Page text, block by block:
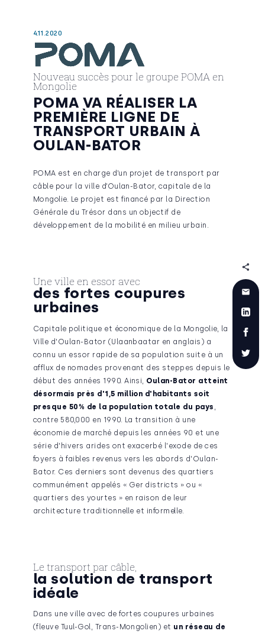
4.11.2020
Nouveau succès pour le groupe POMA en
Mongolie
POMA VA RÉALISER LA
PREMIÈRE LIGNE DE
TRANSPORT URBAIN À
OULAN-BATOR
POMA est en charge d’un projet de transport par
câble pour la ville d’Oulan-Bator, capitale de la
Mongolie. Le projet est financé par la Direction
Générale du Trésor dans un objectif de
développement de la mobilité en milieu urbain.
Une ville en essor avec
des fortes coupures
urbaines
Capitale politique et économique de la Mongolie, la
Ville d'Oulan-Bator (Ulaanbaatar en anglais) a
connu un essor rapide de sa population suite à un
afflux de nomades provenant des steppes depuis le
début des années 1990. Ainsi, Oulan-Bator atteint
désormais près d'1,5 million d'habitants soit
presque 50% de la population totale du pays
contre 580,000 en 1990. La transition à une
économie de marché depuis les années 90 et une
série d'hivers arides ont exacerbé l'exode de ces
foyers à faibles revenus vers les abords d'Oulan-
Bator. Ces derniers sont devenus des quartiers
communément appelés « Ger districts » ou «
quartiers des yourtes » en raison de leur
architecture traditionnelle et informelle.
Le transport par câble,
la solution de transport
idéale
Dans une ville avec de fortes coupures urbaines
(fleuve Tuul-Gol, Trans-Mongolien) et un réseau de